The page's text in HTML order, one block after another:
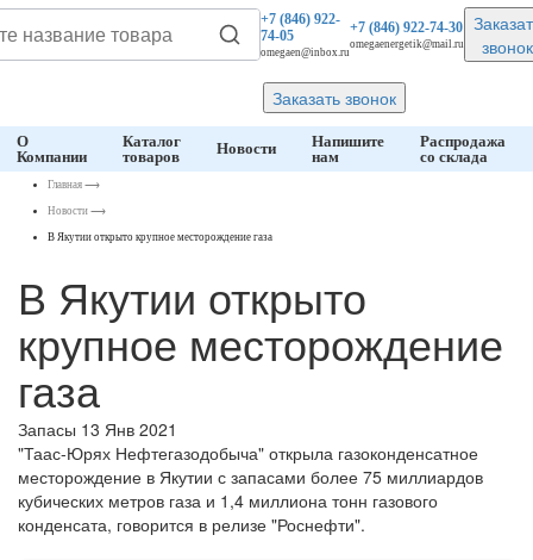
+7 (846)922-
74-05
omegaen@inbox.ru
+7 (846)922-74-30
omegaenergetik@mail.ru
звонок
Заказать звонок
О
Компании
Каталог
товаров
Новости
Напишите
нам
Распродажа
со склада
Главная ⟶
Новости ⟶
В Якутии открыто крупное месторождение газа
В Якутии открыто
крупное месторождение
газа
Запасы 13 Янв 2021
"Таас-Юрях Нефтегазодобыча" открыла газоконденсатное
месторождение в Якутии с запасами более 75 миллиардов
кубических метров газа и 1,4 миллиона тонн газового
конденсата, говорится в релизе "Роснефти".